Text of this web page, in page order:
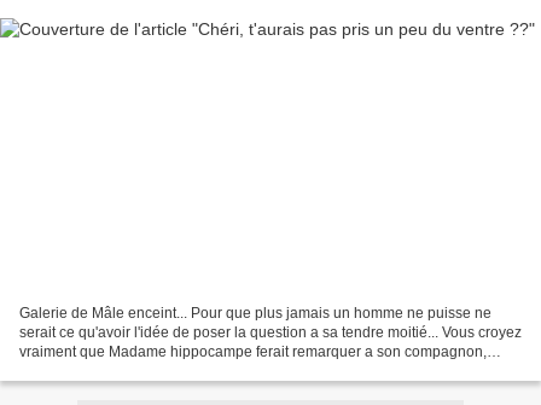
Galerie de Mâle enceint... Pour que plus jamais un homme ne puisse ne
serait ce qu'avoir l'idée de poser la question a sa tendre moitié... Vous croyez
vraiment que Madame hippocampe ferait remarquer a son compagnon,